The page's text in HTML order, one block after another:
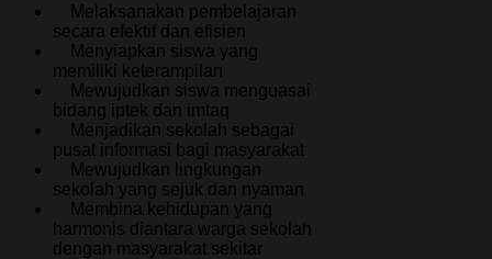
Melaksanakan pembelajaran
secara efektif dan efisien
Menyiapkan siswa yang
memiliki keterampilan
Mewujudkan siswa menguasai
bidang iptek dan imtaq
Menjadikan sekolah sebagai
pusat informasi bagi masyarakat
Mewujudkan lingkungan
sekolah yang sejuk dan nyaman
Membina kehidupan yang
harmonis diantara warga sekolah
dengan masyarakat sekitar